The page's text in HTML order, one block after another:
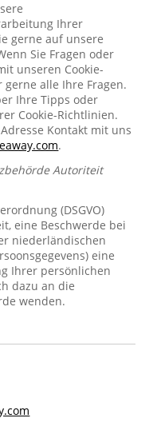
Ihrer
gerne auf unsere
Sie Fragen oder
unseren Cookie-
alle Ihre Fragen.
Ihre Tipps oder
Cookie-Richtlinien.
Kontakt mit uns
.
Autoriteit
(DSGVO)
eine Beschwerde bei
niederländischen
eine
Ihrer persönlichen
dazu an die
wenden.